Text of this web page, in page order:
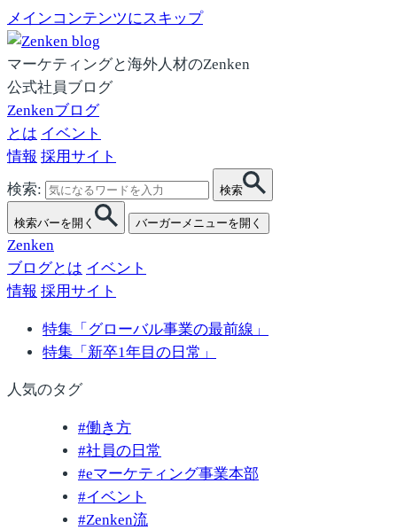
メインコンテンツにスキップ
マーケティングと海外人材のZenken
公式社員ブログ
Zenkenブログ
とは イベント
情報 採用サイト
検索:
検索
検索バーを開く バーガーメニューを開く
Zenken
ブログとは イベント
情報 採用サイト
特集「グローバル事業の最前線」
特集「新卒1年目の日常」
人気のタグ
#働き方
#社員の日常
#eマーケティング事業本部
#イベント
#Zenken流